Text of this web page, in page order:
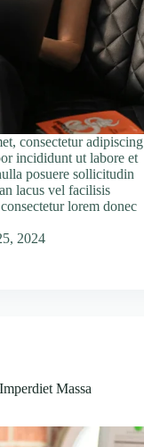
consectetur adipiscing
incididunt ut labore et
posuere sollicitudin
lacus vel facilisis
lorem donec
2024
Massa